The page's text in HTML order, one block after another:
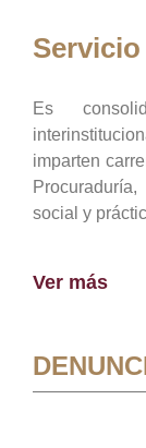
Es
imparten
social y
Ver más